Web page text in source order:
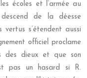
écoles et l’armée au
de la déesse
s’étendent aussi
officiel proclame
des dieux et que son
pas un hasard si R.